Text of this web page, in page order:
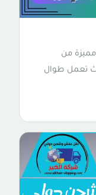
من
تعمل طوال